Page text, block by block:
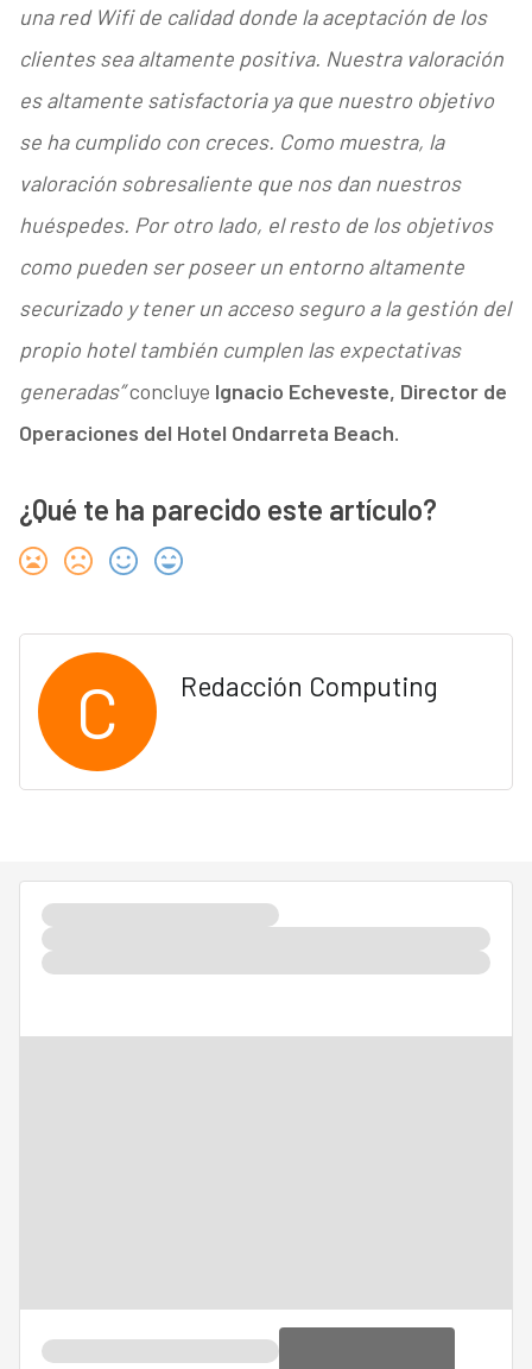
una red Wifi de calidad donde la aceptación de los
clientes sea altamente positiva. Nuestra valoración
es altamente satisfactoria ya que nuestro objetivo
se ha cumplido con creces. Como muestra, la
valoración sobresaliente que nos dan nuestros
huéspedes. Por otro lado, el resto de los objetivos
como pueden ser poseer un entorno altamente
securizado y tener un acceso seguro a la gestión del
propio hotel también cumplen las expectativas
generadas”concluye Ignacio Echeveste, Director de
Operaciones del Hotel Ondarreta Beach.
¿Qué te ha parecido este artículo?
C Redacción Computing